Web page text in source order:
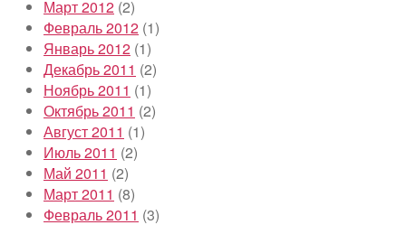
Март 2012 (2)
Февраль 2012 (1)
Январь 2012 (1)
Декабрь 2011 (2)
Ноябрь 2011 (1)
Октябрь 2011 (2)
Август 2011 (1)
Июль 2011 (2)
Май 2011 (2)
Март 2011 (8)
Февраль 2011 (3)